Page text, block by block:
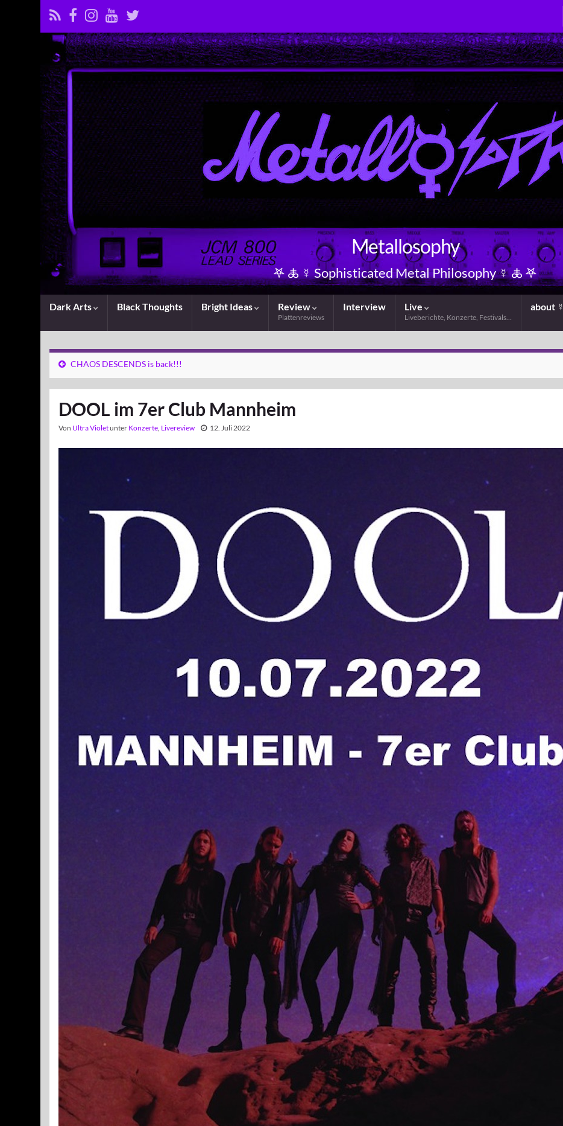
Metallosophy
𖤐 🜏 ☿ Sophisticated Metal Philosophy ☿ 🜏 𖤐
Dark Arts Black Thoughts Bright Ideas Review
Plattenreviews
Interview Live
Liveberichte, Konzerte, Festivals…
about ☿
CHAOS DESCENDS is back!!!
DOOL im 7er Club Mannheim
Von Ultra Violetunter Konzerte, Livereview 12. Juli 2022